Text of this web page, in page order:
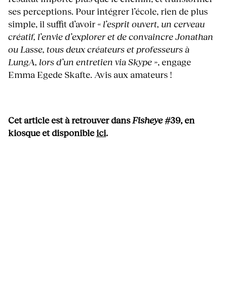
ses perceptions. Pour intégrer l’école, rien de plus
simple, il suffit d’avoir « l’esprit ouvert, un cerveau
créatif, l’envie d’explorer et de convaincre Jonathan
ou Lasse, tous deux créateurs et professeurs à
LungA, lors d’un entretien via Skype », engage
Emma Egede Skafte. Avis aux amateurs !
Cet article est à retrouver dansFisheye#39, en
kiosque et disponibleici.